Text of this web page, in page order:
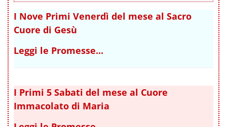
I Nove Primi Venerdì del mese al Sacro
Cuore di Gesù
Leggi le Promesse...
I Primi 5 Sabati del mese al Cuore
Immacolato di Maria